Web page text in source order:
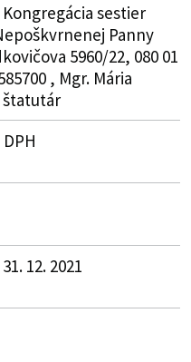
sestier
Panny
5960/22, 080 01
, Mgr. Mária
štatutár
12. 2021